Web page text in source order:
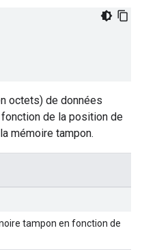
octets) de données
de la position de
mémoire tampon.
tampon en fonction de